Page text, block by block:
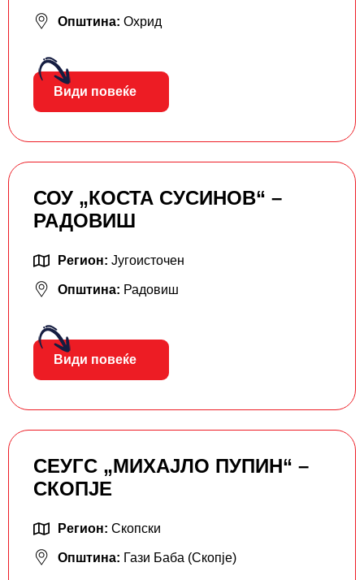
Општина: Охрид
Види повеќе
СОУ „КОСТА СУСИНОВ“ –
РАДОВИШ
Регион: Југоисточен
Општина: Радовиш
Види повеќе
СЕУГС „МИХАЈЛО ПУПИН“ –
СКОПЈЕ
Регион: Скопски
Општина: Гази Баба (Скопје)